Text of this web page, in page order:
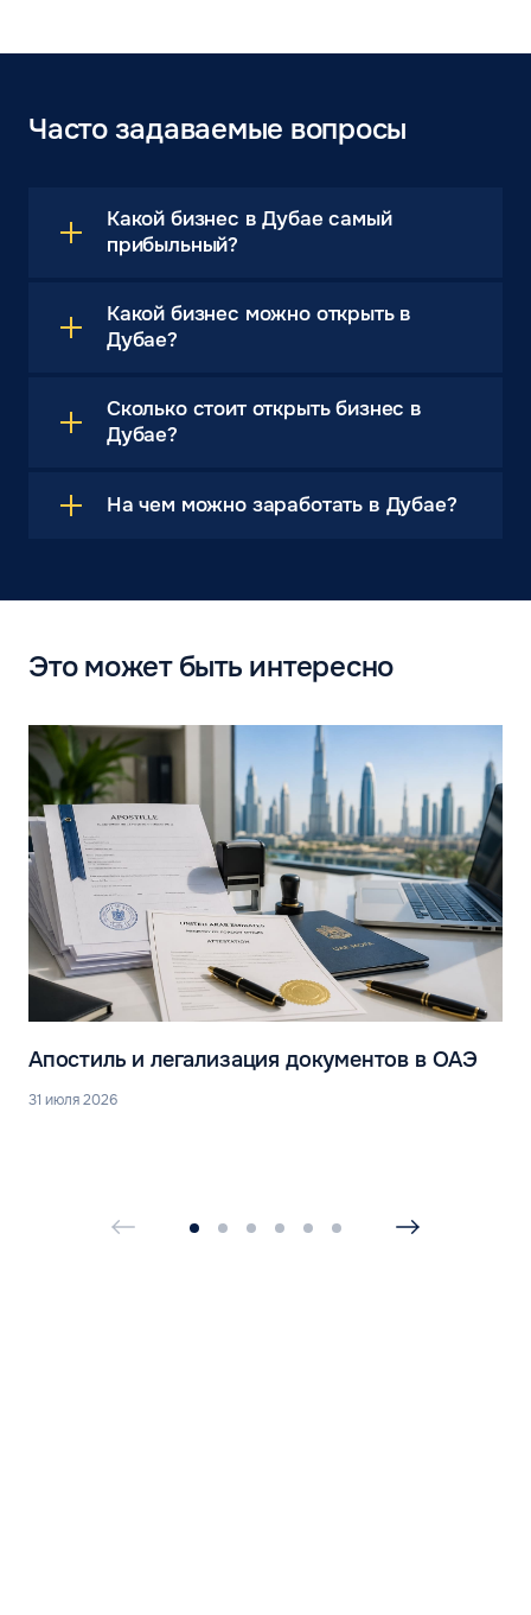
Часто задаваемые вопросы
Какой бизнес в Дубае самый
прибыльный?
Какой бизнес можно открыть в
Дубае?
Сколько стоит открыть бизнес в
Дубае?
На чем можно заработать в Дубае?
Это может быть интересно
Апостиль и легализация документов в ОАЭ
31 июля 2026